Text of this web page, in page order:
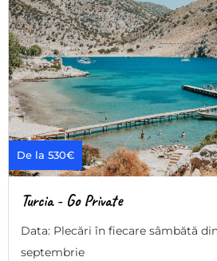
De la 530€
Turcia - Go Private
Data: Plecări în fiecare sâmbătă
septembrie